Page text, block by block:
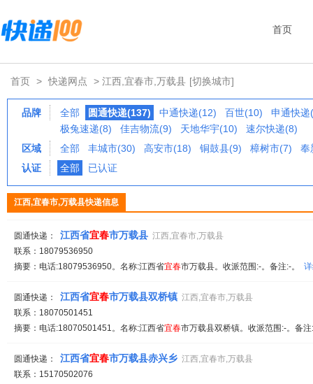
首页
首页 > 快递网点 > 江西,宜春市,万载县 [切换城市]
品牌 全部 圆通快递(137) 中通快递(12) 百世(10)
申通快递
极兔速递(8)
佳吉物流(9) 天地华宇(10)
速尔快递(8)
区域
全部 丰城市(30) 高安市(18) 铜鼓县(9) 樟树市(7)
奉
认证
全部 已认证
江西,宜春市,万载县快递信息
圆通快递： 江西省宜春市万载县 江西,宜春市,万载县
联系：18079536950
摘要：电话:18079536950。名称:江西省宜春市万载县。收派范围:-。备注:-。
圆通快递： 江西省宜春市万载县双桥镇 江西,宜春市,万载县
联系：18070501451
摘要：电话:18070501451。名称:江西省宜春市万载县双桥镇。收派范围:-。备
圆通快递： 江西省宜春市万载县赤兴乡 江西,宜春市,万载县
联系：15170502076